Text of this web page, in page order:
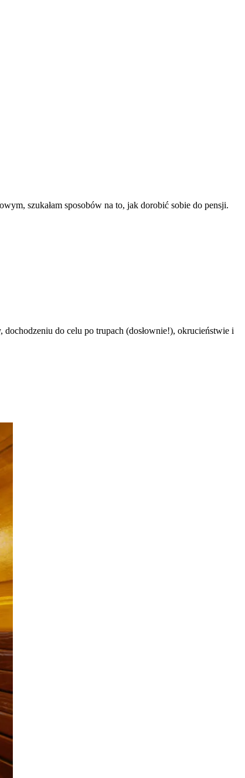
szukałam sposobów na to, jak dorobić sobie do pensji.
do celu po trupach (dosłownie!), okrucieństwie i